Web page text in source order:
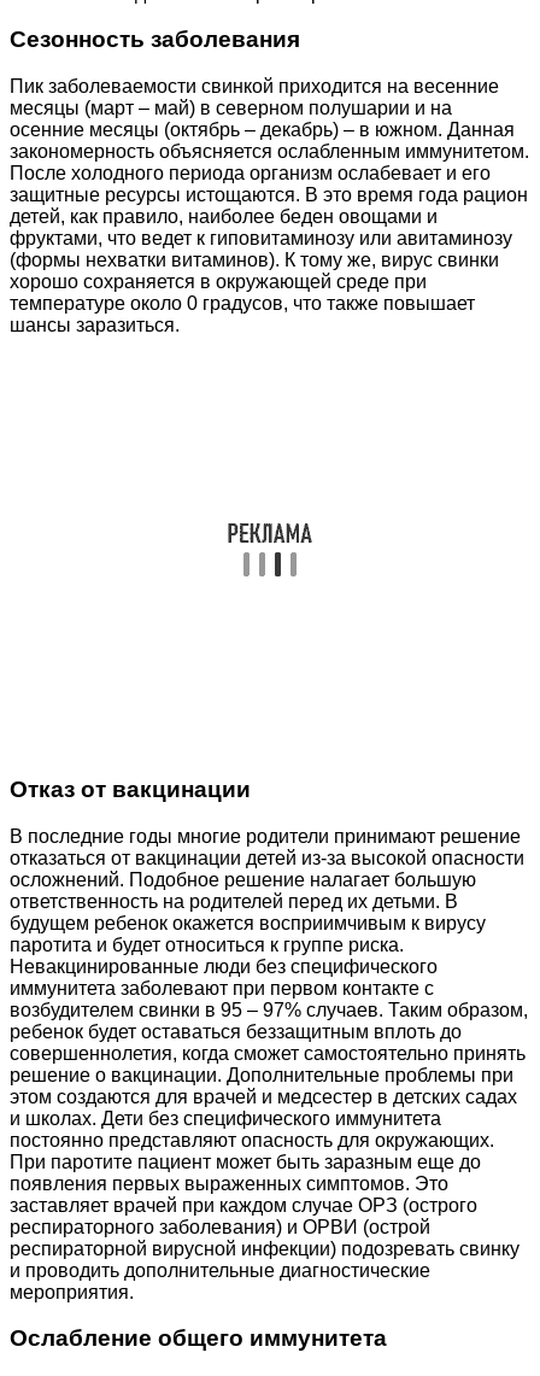
Сезонность заболевания
Пик заболеваемости свинкой приходится на весенние
месяцы (март – май) в северном полушарии и на
осенние месяцы (октябрь – декабрь) – в южном. Данная
закономерность объясняется ослабленным иммунитетом.
После холодного периода организм ослабевает и его
защитные ресурсы истощаются. В это время года рацион
детей, как правило, наиболее беден овощами и
фруктами, что ведет к гиповитаминозу или авитаминозу
(формы нехватки витаминов). К тому же, вирус свинки
хорошо сохраняется в окружающей среде при
температуре около 0 градусов, что также повышает
шансы заразиться.
Отказ от вакцинации
В последние годы многие родители принимают решение
отказаться от вакцинации детей из-за высокой опасности
осложнений. Подобное решение налагает большую
ответственность на родителей перед их детьми. В
будущем ребенок окажется восприимчивым к вирусу
паротита и будет относиться к группе риска.
Невакцинированные люди без специфического
иммунитета заболевают при первом контакте с
возбудителем свинки в 95 – 97% случаев. Таким образом,
ребенок будет оставаться беззащитным вплоть до
совершеннолетия, когда сможет самостоятельно принять
решение о вакцинации. Дополнительные проблемы при
этом создаются для врачей и медсестер в детских садах
и школах. Дети без специфического иммунитета
постоянно представляют опасность для окружающих.
При паротите пациент может быть заразным еще до
появления первых выраженных симптомов. Это
заставляет врачей при каждом случае ОРЗ (острого
респираторного заболевания) и ОРВИ (острой
респираторной вирусной инфекции) подозревать свинку
и проводить дополнительные диагностические
мероприятия.
Ослабление общего иммунитета